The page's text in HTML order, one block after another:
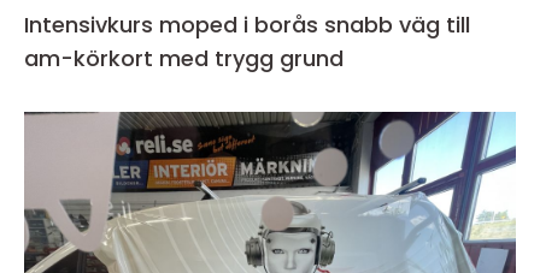
Intensivkurs moped i borås snabb väg till
am-körkort med trygg grund